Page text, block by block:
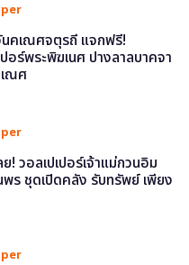
คเณศจตุรถี แจกฟรี!
ปอร์พระพิฆเนศ ปางลาลบาคจา
ณศ
ย! วอลเปเปอร์เจ้าแม่กวนอิม
พร ชุดเปิดคลัง รับทรัพย์ เพียง